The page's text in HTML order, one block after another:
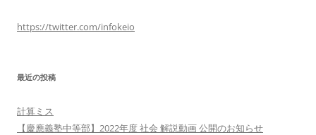
https://twitter.com/infokeio
最近の投稿
計算ミス
【慶應義塾中等部】2022年度 社会 解説動画 公開のお知らせ